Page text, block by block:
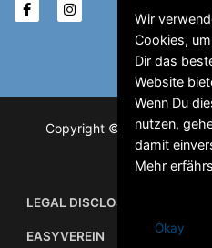
Copyright © 2026 Gay and
LEGAL DISCLOSURE
EASYVEREIN
Wir
Cookies,
Dir das
Website
Wenn Du
nutzen,
damit
Mehr
Okay